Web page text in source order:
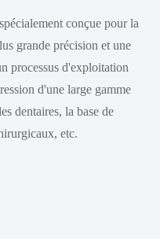
conçue pour la
grande précision et une
processus d'exploitation
d'une large gamme
dentaires, la base de
etc.